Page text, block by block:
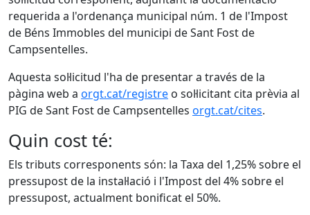
requerida a l'ordenança municipal núm. 1 de l'Impost
de Béns Immobles del municipi de Sant Fost de
Campsentelles.
Aquesta sol·licitud l'ha de presentar a través de la
pàgina web a orgt.cat/registre o sol·licitant cita prèvia al
PIG de Sant Fost de Campsentelles orgt.cat/cites.
Quin cost té:
Els tributs corresponents són: la Taxa del 1,25% sobre el
pressupost de la instal·lació i l'Impost del 4% sobre el
pressupost, actualment bonificat el 50%.